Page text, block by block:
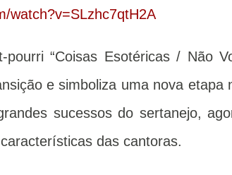
watch?v=SLzhc7qtH2A
“Coisas Esotéricas / Não
e simboliza uma nova etapa
sucessos do sertanejo,
das cantoras.